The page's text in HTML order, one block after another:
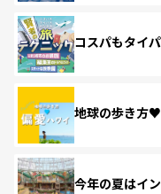
コスパもタイ
地球の歩き方
今年の夏はイ